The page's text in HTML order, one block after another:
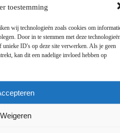
toestemming
wij technologieën zoals cookies om
Door in te stemmen met deze
ID's op deze site verwerken. Als je geen
kan dit een nadelige invloed hebben op
Weigeren
transport
▼